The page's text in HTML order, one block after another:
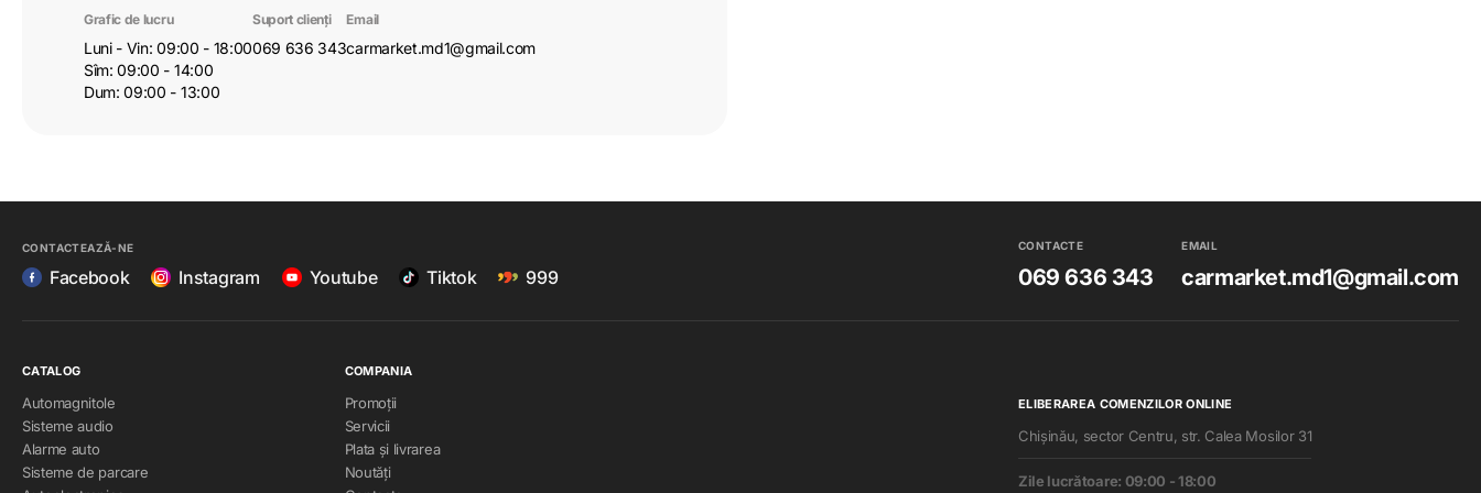
Grafic de lucru
Luni - Vin: 09:00 - 18:00
Sîm: 09:00 - 14:00
Dum: 09:00 - 13:00
Suport clienți
069 636 343
Email
carmarket.md1@gmail.com
CONTACTEAZĂ-NE
Facebook Instagram Youtube Tiktok 999
CONTACTE
069 636 343
EMAIL
carmarket.md1@gmail.com
CATALOG
Automagnitole
Sisteme audio
Alarme auto
Sisteme de parcare
COMPANIA
Promoții
Servicii
Plata și livrarea
Noutăți
ELIBERAREA COMENZILOR ONLINE
Chișinău, sector Centru, str. Calea Mosilor 31
Zile lucrătoare: 09:00 - 18:00